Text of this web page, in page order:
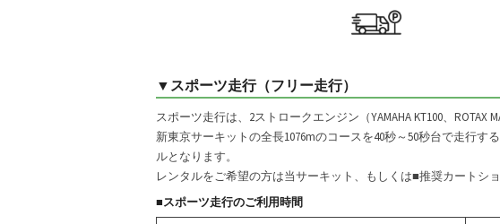
▼スポーツ走行（フリー走行）
スポーツ走行は、2ストロークエンジン（YAMAHA KT100、
新東京サーキットの全長1076mのコースを40秒～50秒台で走行
ルとなります。
レンタルをご希望の方は当サーキット、もしくは■推奨カートシ
■スポーツ走行のご利用時間